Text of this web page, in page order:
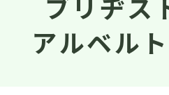
ブリヂス
アルベル